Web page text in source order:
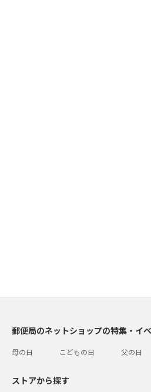
郵便局のネットショップの特集・イ
母の日 こどもの日 父の日
ストアから探す